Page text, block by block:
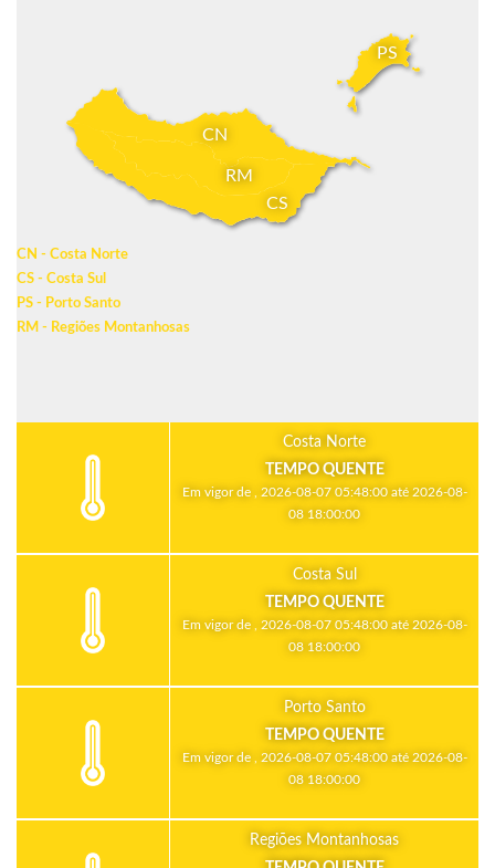
CN
CS
PS
RM
CN - Costa Norte
CS - Costa Sul
PS - Porto Santo
RM - Regiões Montanhosas
Costa Norte
TEMPO QUENTE
Em vigor de , 2026-08-07 05:48:00 até 2026-08-
08 18:00:00
Costa Sul
TEMPO QUENTE
Em vigor de , 2026-08-07 05:48:00 até 2026-08-
08 18:00:00
Porto Santo
TEMPO QUENTE
Em vigor de , 2026-08-07 05:48:00 até 2026-08-
08 18:00:00
Regiões Montanhosas